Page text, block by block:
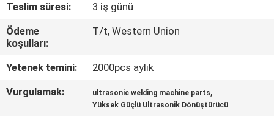
DURUMLAR
TEKLIF
ET
Teslim süresi:
3 iş günü
Ödeme
koşulları:
T/t, Western Union
Yetenek temini:
2000pcs aylık
Vurgulamak:
ultrasonic welding machine parts,
Yüksek Güçlü Ultrasonik Dönüştürücü